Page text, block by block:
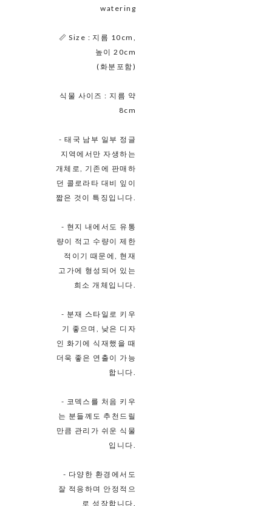
watering
📏 Size : 지름 10cm,
높이 20cm
(화분포함)
식물 사이즈 : 지름 약
8cm
- 태국 남부 일부 정글
지역에서만 자생하는
개체로, 기존에 판매하
던 콜로라타 대비 잎이
짧은 것이 특징입니다.
- 현지 내에서도 유통
량이 적고 수량이 제한
적이기 때문에, 현재
고가에 형성되어 있는
희소 개체입니다.
- 분재 스타일로 키우
기 좋으며, 낮은 디자
인 화기에 식재했을 때
더욱 좋은 연출이 가능
합니다.
- 코덱스를 처음 키우
는 분들께도 추천드릴
만큼 관리가 쉬운 식물
입니다.
- 다양한 환경에서도
잘 적응하며 안정적으
로 성장합니다.